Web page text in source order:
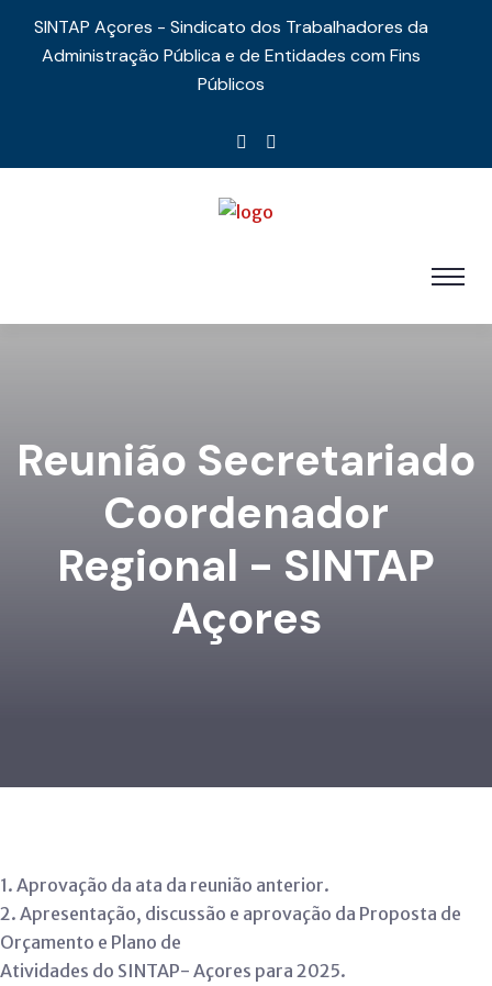
SINTAP Açores - Sindicato dos Trabalhadores da
Administração Pública e de Entidades com Fins
Públicos
Reunião Secretariado
Coordenador
Regional - SINTAP
Açores
1. Aprovação da ata da reunião anterior.
2. Apresentação, discussão e aprovação da Proposta de
Orçamento e Plano de
Atividades do SINTAP- Açores para 2025.